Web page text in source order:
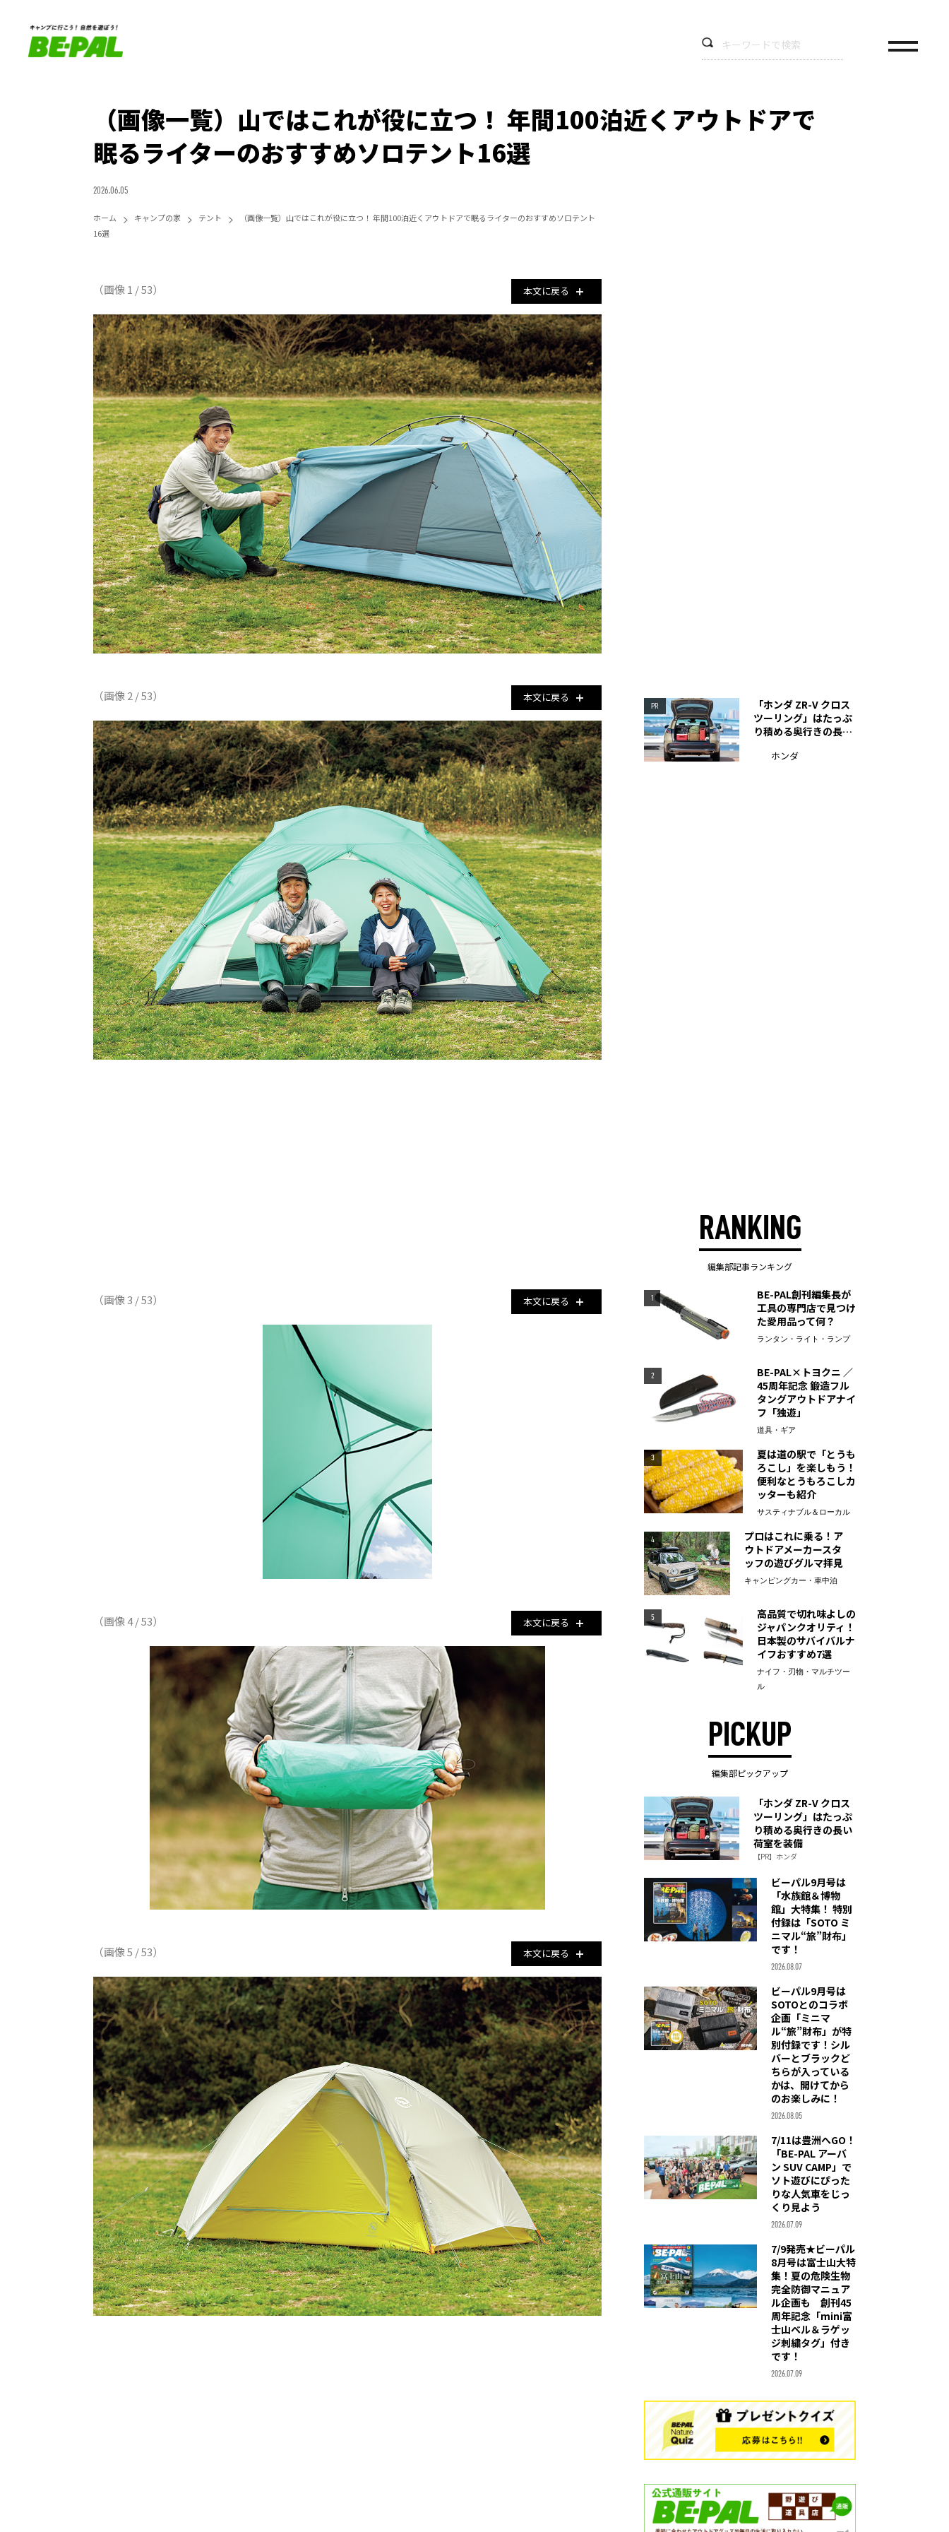
（画像一覧）山ではこれが役に立つ！ 年間100泊近くアウトドアで
眠るライターのおすすめソロテント16選
2026.06.05
ホーム キャンプの家 テント
（画像一覧）山ではこれが役に立つ！ 年間100泊近くアウトドアで眠るライターのおすすめソロテント
16選
（画像 1 / 53） 本文に戻る
（画像 2 / 53） 本文に戻る
（画像 3 / 53） 本文に戻る
（画像 4 / 53） 本文に戻る
（画像 5 / 53） 本文に戻る
PR
「ホンダ ZR-V クロス
ツーリング」はたっぷ
り積める奥行きの長い
ホンダ
RANKING
編集部記事ランキング
1
BE-PAL創刊編集長が
工具の専門店で見つけ
た愛用品って何？
ランタン・ライト・ランプ
2
BE-PAL×トヨクニ ／
45周年記念 鍛造フル
タングアウトドアナイ
フ「独遊」
道具・ギア
3
夏は道の駅で「とうも
ろこし」を楽しもう！
便利なとうもろこしカ
ッターも紹介
サスティナブル＆ローカル
4
プロはこれに乗る！ア
ウトドアメーカースタ
ッフの遊びグルマ拝見
キャンピングカー・車中泊
5
高品質で切れ味よしの
ジャパンクオリティ！
日本製のサバイバルナ
イフおすすめ7選
ナイフ・刃物・マルチツー
ル
PICKUP
編集部ピックアップ
「ホンダ ZR-V クロス
ツーリング」はたっぷ
り積める奥行きの長い
荷室を装備
【PR】ホンダ
ビーパル9月号は
「水族館＆博物
館」大特集！ 特別
付録は「SOTO ミ
ニマル“旅”財布」
です！
2026.08.07
ビーパル9月号は
SOTOとのコラボ
企画「ミニマ
ル“旅”財布」が特
別付録です！シル
バーとブラックど
ちらが入っている
かは、開けてから
のお楽しみに！
2026.08.05
7/11は豊洲へGO！
「BE-PAL アーバ
ン SUV CAMP」で
ソト遊びにぴった
りな人気車をじっ
くり見よう
2026.07.09
7/9発売★ビーパル
8月号は富士山大特
集！夏の危険生物
完全防御マニュア
ル企画も 創刊45
周年記念「mini富
士山ベル＆ラゲッ
ジ刺繍タグ」付き
です！
2026.07.09